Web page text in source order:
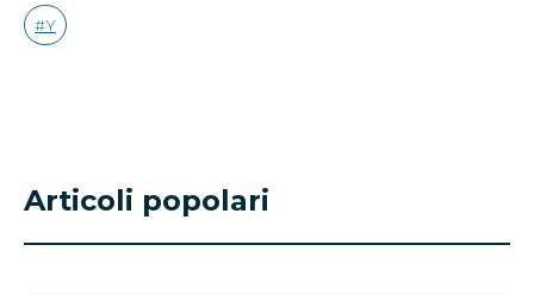
Y
Articoli popolari